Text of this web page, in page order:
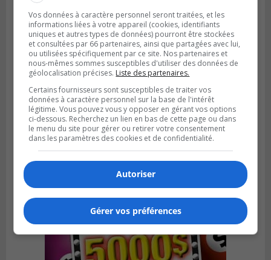
Publié le 1 août 2026 à 16h03
Le Festival Kaput propose des activités
récupératrices
Vos données à caractère personnel seront traitées, et les
informations liées à votre appareil (cookies, identifiants
uniques et autres types de données) pourront être stockées
et consultées par 66 partenaires, ainsi que partagées avec lui,
ou utilisées spécifiquement par ce site. Nos partenaires et
nous-mêmes sommes susceptibles d'utiliser des données de
géolocalisation précises. Liste des partenaires.
Certains fournisseurs sont susceptibles de traiter vos
données à caractère personnel sur la base de l'intérêt
légitime. Vous pouvez vous y opposer en gérant vos options
ci-dessous. Recherchez un lien en bas de cette page ou dans
le menu du site pour gérer ou retirer votre consentement
dans les paramètres des cookies et de confidentialité.
Autoriser
Gérer vos préférences